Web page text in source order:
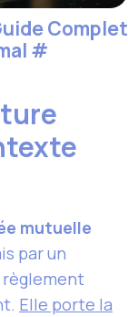
Complet
#
mutuelle
par un
Elle porte la